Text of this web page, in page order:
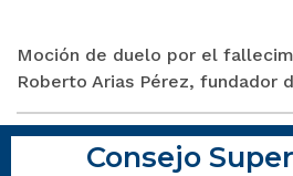
Moción de duelo por el
Roberto Arias Pérez, fundador
Consejo